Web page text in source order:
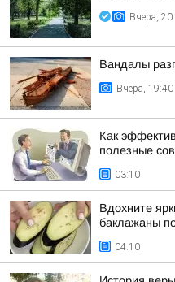
Вчера,
Вандалы
Вчера, 19:40
Как
полезные
03:10
Вдохните
баклажаны
04:10